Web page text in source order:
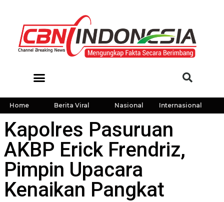
Home Berita Viral Nasional Internasional
Kapolres Pasuruan
AKBP Erick Frendriz,
Pimpin Upacara
Kenaikan Pangkat